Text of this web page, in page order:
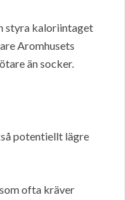
styra kaloriintaget
Aromhusets
än socker.
potentiellt lägre
ofta kräver